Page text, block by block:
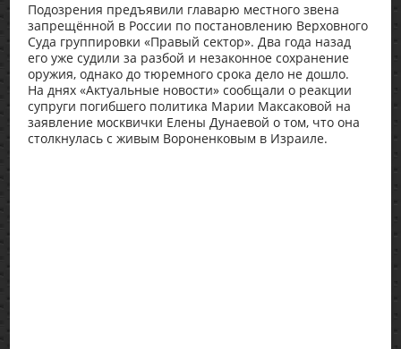
Подозрения предъявили главарю местного звена
запрещённой в России по постановлению Верховного
Суда группировки «Правый сектор». Два года назад
его уже судили за разбой и незаконное сохранение
оружия, однако до тюремного срока дело не дошло.
На днях «Актуальные новости» сообщали о реакции
супруги погибшего политика Марии Максаковой на
заявление москвички Елены Дунаевой о том, что она
столкнулась с живым Вороненковым в Израиле.